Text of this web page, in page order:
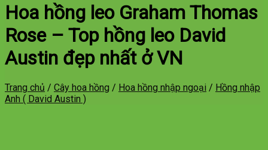
Hoa hồng leo Graham Thomas
Rose – Top hồng leo David
Austin đẹp nhất ở VN
Trang chủ / Cây hoa hồng / Hoa hồng nhập ngoại / Hồng nhập
Anh ( David Austin )